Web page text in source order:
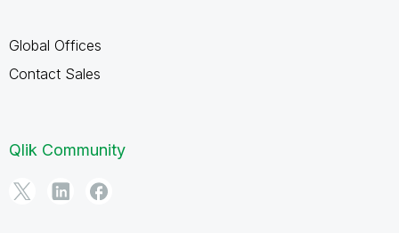
Global Offices
Contact Sales
Qlik Community